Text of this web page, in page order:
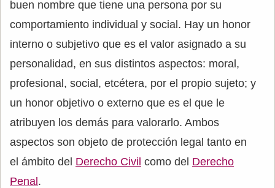
buen nombre que tiene una persona por su
comportamiento individual y social. Hay un honor
interno o subjetivo que es el valor asignado a su
personalidad, en sus distintos aspectos: moral,
profesional, social, etcétera, por el propio sujeto; y
un honor objetivo o externo que es el que le
atribuyen los demás para valorarlo. Ambos
aspectos son objeto de protección legal tanto en
el ámbito del Derecho Civil como del Derecho
Penal.